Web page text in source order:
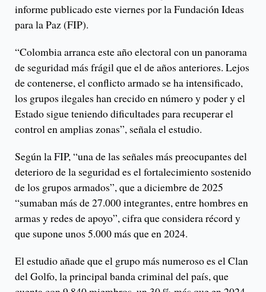
informe publicado este viernes por la Fundación Ideas
para la Paz (FIP).
“Colombia arranca este año electoral con un panorama
de seguridad más frágil que el de años anteriores. Lejos
de contenerse, el conflicto armado se ha intensificado,
los grupos ilegales han crecido en número y poder y el
Estado sigue teniendo dificultades para recuperar el
control en amplias zonas”, señala el estudio.
Según la FIP, “una de las señales más preocupantes del
deterioro de la seguridad es el fortalecimiento sostenido
de los grupos armados”, que a diciembre de 2025
“sumaban más de 27.000 integrantes, entre hombres en
armas y redes de apoyo”, cifra que considera récord y
que supone unos 5.000 más que en 2024.
El estudio añade que el grupo más numeroso es el Clan
del Golfo, la principal banda criminal del país, que